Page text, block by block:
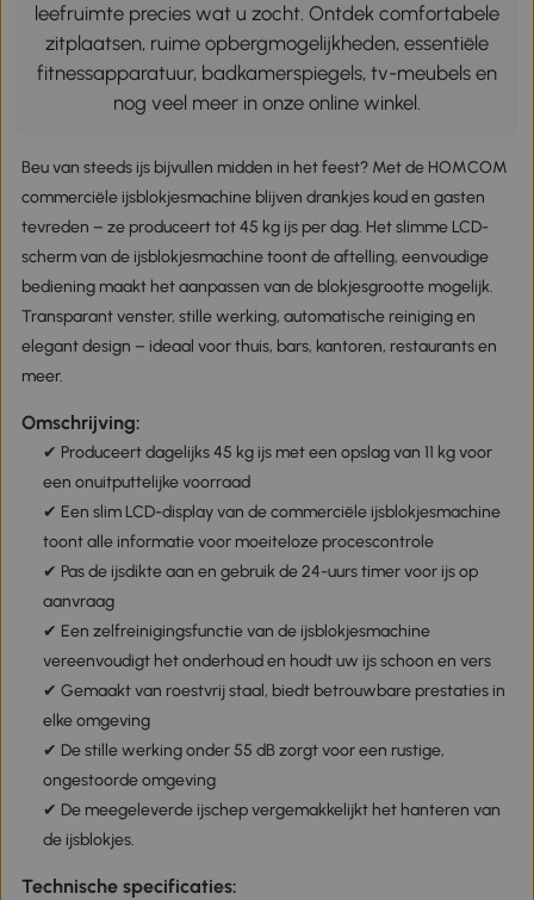
leefruimte precies wat u zocht. Ontdek comfortabele
zitplaatsen, ruime opbergmogelijkheden, essentiële
fitnessapparatuur, badkamerspiegels, tv-meubels en
nog veel meer in onze online winkel.
Beu van steeds ijs bijvullen midden in het feest? Met de HOMCOM
commerciële ijsblokjesmachine blijven drankjes koud en gasten
tevreden – ze produceert tot 45 kg ijs per dag. Het slimme LCD-
scherm van de ijsblokjesmachine toont de aftelling, eenvoudige
bediening maakt het aanpassen van de blokjesgrootte mogelijk.
Transparant venster, stille werking, automatische reiniging en
elegant design – ideaal voor thuis, bars, kantoren, restaurants en
meer.
Omschrijving:
✔ Produceert dagelijks 45 kg ijs met een opslag van 11 kg voor
een onuitputtelijke voorraad
✔ Een slim LCD-display van de commerciële ijsblokjesmachine
toont alle informatie voor moeiteloze procescontrole
✔ Pas de ijsdikte aan en gebruik de 24-uurs timer voor ijs op
aanvraag
✔ Een zelfreinigingsfunctie van de ijsblokjesmachine
vereenvoudigt het onderhoud en houdt uw ijs schoon en vers
✔ Gemaakt van roestvrij staal, biedt betrouwbare prestaties in
elke omgeving
✔ De stille werking onder 55 dB zorgt voor een rustige,
ongestoorde omgeving
✔ De meegeleverde ijschep vergemakkelijkt het hanteren van
de ijsblokjes.
Technische specificaties: